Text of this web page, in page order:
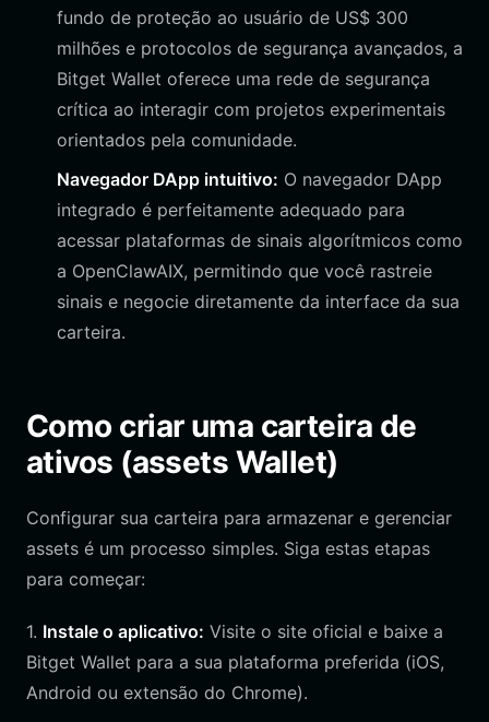
fundo de proteção ao usuário de US$ 300
milhões e protocolos de segurança avançados, a
Bitget Wallet oferece uma rede de segurança
crítica ao interagir com projetos experimentais
orientados pela comunidade.
Navegador DApp intuitivo: O navegador DApp
integrado é perfeitamente adequado para
acessar plataformas de sinais algorítmicos como
a OpenClawAIX, permitindo que você rastreie
sinais e negocie diretamente da interface da sua
carteira.
Como criar uma carteira de
ativos (assets Wallet)
Configurar sua carteira para armazenar e gerenciar
assets é um processo simples. Siga estas etapas
para começar:
1. Instale o aplicativo: Visite o site oficial e baixe a
Bitget Wallet para a sua plataforma preferida (iOS,
Android ou extensão do Chrome).